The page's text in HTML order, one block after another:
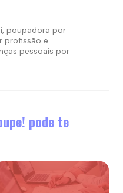
poupadora por
profissão e
pessoais por
pode te